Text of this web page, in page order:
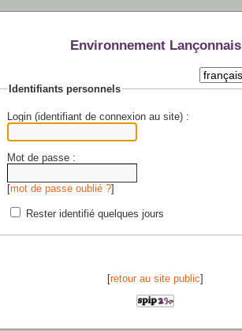
Environnement Lançonnais
Identifiants personnels
Login (identifiant de connexion au site) :
Mot de passe :
[mot de passe oublié ?]
Rester identifié quelques jours
[retour au site public]